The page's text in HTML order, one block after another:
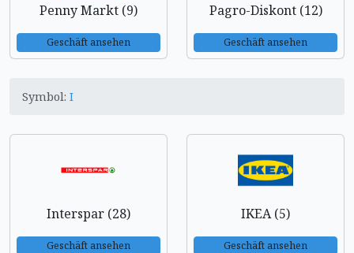
Penny Markt (9)
Geschäft ansehen
Pagro-Diskont (12)
Geschäft ansehen
Symbol: I
Interspar (28)
Geschäft ansehen
IKEA (5)
Geschäft ansehen